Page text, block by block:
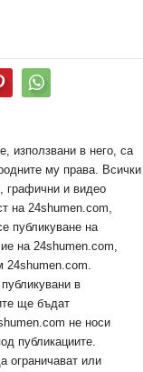
използвани в него, са
му права. Всички
графични и видео
на 24shumen.com,
публикуване на
на 24shumen.com,
24shumen.com.
в
ще бъдат
не носи
публикациите.
ограничават или